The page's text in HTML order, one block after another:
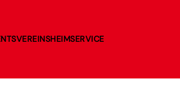
VEREINSHEIMSERVICE